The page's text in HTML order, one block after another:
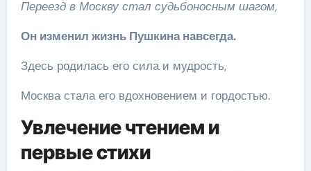
Переезд в Москву стал судьбоносным шагом,
Он изменил жизнь Пушкина навсегда.
Здесь родилась его сила и мудрость,
Москва стала его вдохновением и гордостью.
Увлечение чтением и
первые стихи